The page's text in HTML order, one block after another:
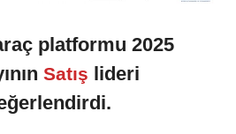
platformu 2025
Satış
lideri